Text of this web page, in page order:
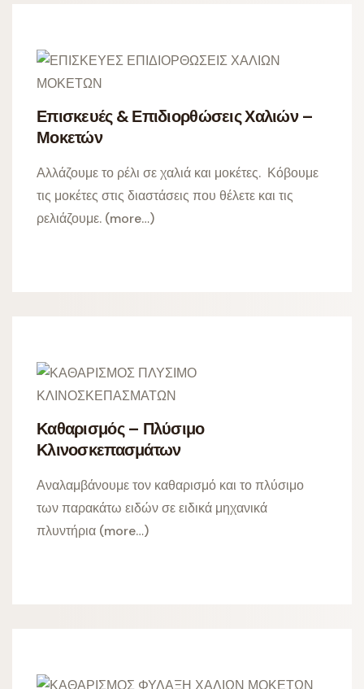
Επισκευές & Επιδιορθώσεις Χαλιών –
Μοκετών
Αλλάζουμε το ρέλι σε χαλιά και μοκέτες. Κόβουμε
τις μοκέτες στις διαστάσεις που θέλετε και τις
ρελιάζουμε. (more…)
Καθαρισμός – Πλύσιμο
Κλινοσκεπασμάτων
Αναλαμβάνουμε τον καθαρισμό και το πλύσιμο
των παρακάτω ειδών σε ειδικά μηχανικά
πλυντήρια (more…)